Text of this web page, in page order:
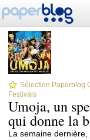
Sélection Paperblog
Festivals
Umoja, un
qui donne la
La semaine dernière,